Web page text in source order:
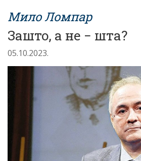
Мило Ломпар
Зашто, а не − шта?
05.10.2023.